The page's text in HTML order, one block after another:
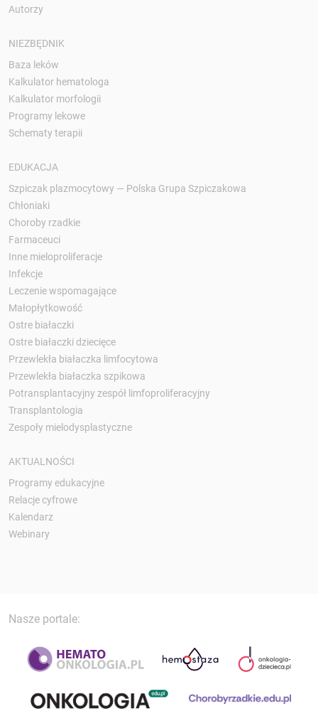
Autorzy
NIEZBĘDNIK
Baza leków
Kalkulator hematologa
Kalkulator morfologii
Programy lekowe
Schematy terapii
EDUKACJA
Szpiczak plazmocytowy — Polska Grupa Szpiczakowa
Chłoniaki
Choroby rzadkie
Farmaceuci
Inne mieloproliferacje
Infekcje
Leczenie wspomagające
Małopłytkowość
Ostre białaczki
Ostre białaczki dziecięce
Przewlekła białaczka limfocytowa
Przewlekła białaczka szpikowa
Potransplantacyjny zespół limfoproliferacyjny
Transplantologia
Zespoły mielodysplastyczne
AKTUALNOŚCI
Programy edukacyjne
Relacje cyfrowe
Kalendarz
Webinary
Nasze portale: